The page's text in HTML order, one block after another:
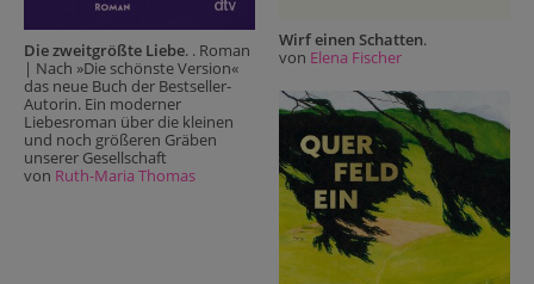
Die zweitgrößte Liebe. . Roman
| Nach »Die schönste Version«
das neue Buch der Bestseller-
Autorin. Ein moderner
Liebesroman über die kleinen
und noch größeren Gräben
unserer Gesellschaft
von Ruth-Maria Thomas
Wirf einen Schatten.
von Elena Fischer